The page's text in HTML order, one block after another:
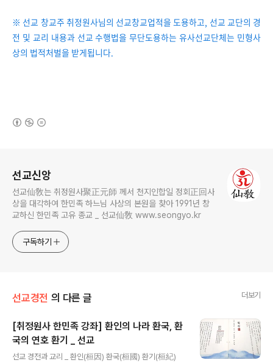
※ 선교 창교주 취정원사님의 선교창교업적을 도용하고, 선교 교단의 경
전 및 교리 내용과 선교 수행법을 무단도용하는 유사선교단체는 민형사
상의 법적처벌을 받게됩니다.
선교신앙
선교仙敎는 취정원사聚正元師 께서 천지인합일 정회正回사
상을 대각하여 한민족 하느님 사상의 본원을 찾아 1991년 창
교하신 한민족 고유 종교 _ 선교仙敎 www.seongyo.kr
구독하기
선교경전 의 다른 글 더보기
[취정원사 한민족 강좌] 환인의 나라 환국, 환
국의 연호 환기 _ 선교
선교 경전과 교리 _ 환인(桓因) 환국(桓國) 환기(桓紀)